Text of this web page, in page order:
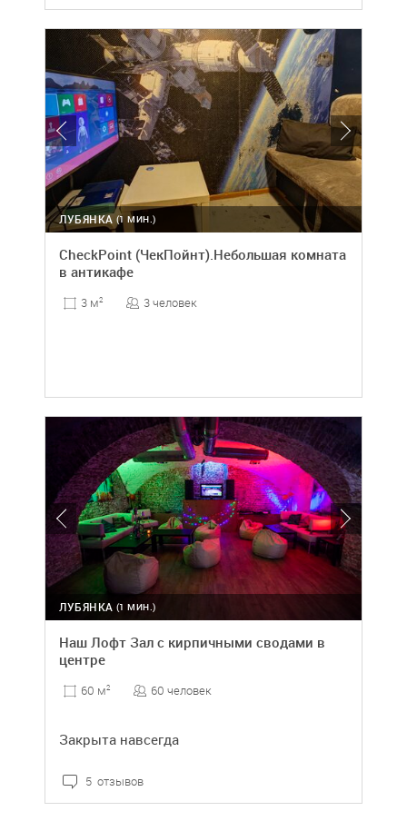
(1 МИН.)
ЛУБЯНКА
CheckPoint (ЧекПойнт).Небольшая комната
в антикафе
3 м2 3 человек
(1 МИН.)
ЛУБЯНКА
Наш Лофт Зал с кирпичными сводами в
центре
60 м2 60 человек
Закрыта навсегда
5 отзывов